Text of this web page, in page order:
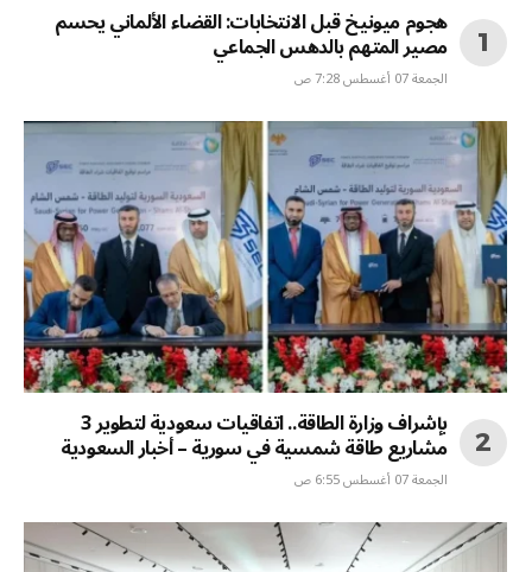
هجوم ميونيخ قبل الانتخابات: القضاء الألماني يحسم
مصير المتهم بالدهس الجماعي
الجمعة 07 أغسطس 7:28 ص
بإشراف وزارة الطاقة.. اتفاقيات سعودية لتطوير 3
مشاريع طاقة شمسية في سورية – أخبار السعودية
الجمعة 07 أغسطس 6:55 ص